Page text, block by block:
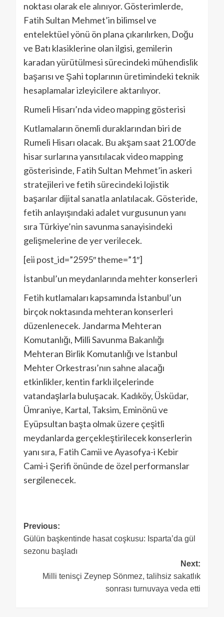
noktası olarak ele alınıyor. Gösterimlerde,
Fatih Sultan Mehmet’in bilimsel ve
entelektüel yönü ön plana çıkarılırken, Doğu
ve Batı klasiklerine olan ilgisi, gemilerin
karadan yürütülmesi sürecindeki mühendislik
başarısı ve Şahi toplarının üretimindeki teknik
hesaplamalar izleyicilere aktarılıyor.
Rumeli Hisarı’nda video mapping gösterisi
Kutlamaların önemli duraklarından biri de
Rumeli Hisarı olacak. Bu akşam saat 21.00’de
hisar surlarına yansıtılacak video mapping
gösterisinde, Fatih Sultan Mehmet’in askeri
stratejileri ve fetih sürecindeki lojistik
başarılar dijital sanatla anlatılacak. Gösteride,
fetih anlayışındaki adalet vurgusunun yanı
sıra Türkiye’nin savunma sanayisindeki
gelişmelerine de yer verilecek.
[eii post_id=”2595″ theme=”1″]
İstanbul’un meydanlarında mehter konserleri
Fetih kutlamaları kapsamında İstanbul’un
birçok noktasında mehteran konserleri
düzenlenecek. Jandarma Mehteran
Komutanlığı, Milli Savunma Bakanlığı
Mehteran Birlik Komutanlığı ve İstanbul
Mehter Orkestrası’nın sahne alacağı
etkinlikler, kentin farklı ilçelerinde
vatandaşlarla buluşacak. Kadıköy, Üsküdar,
Ümraniye, Kartal, Taksim, Eminönü ve
Eyüpsultan başta olmak üzere çeşitli
meydanlarda gerçekleştirilecek konserlerin
yanı sıra, Fatih Camii ve Ayasofya-i Kebir
Cami-i Şerifi önünde de özel performanslar
sergilenecek.
Previous:
Gülün başkentinde hasat coşkusu: Isparta’da gül
sezonu başladı
Next:
Milli tenisçi Zeynep Sönmez, talihsiz sakatlık
sonrası turnuvaya veda etti